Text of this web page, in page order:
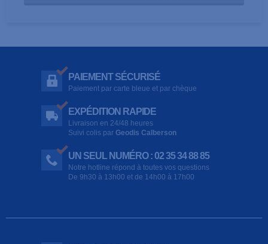
PAIEMENT SÉCURISÉ
Paiement par carte bleue et par chèque
EXPÉDITION RAPIDE
Livraison en 24/48 heures
Suivi colis par Geodis Calberson
UN SEUL NUMÉRO : 02 35 34 88 85
Notre hotline répond à toutes vos questions
De 9h30 à 13h00 et de 14h00 à 17h00